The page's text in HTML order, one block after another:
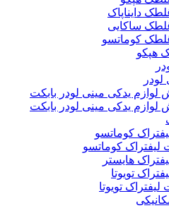
مینی لودر بابکت
مینی لودر بابکت